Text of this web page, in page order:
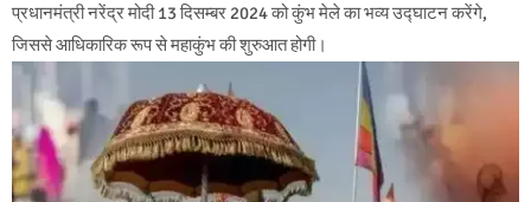
प्रधानमंत्री नरेंद्र मोदी 13 दिसम्बर 2024 को कुंभ मेले का भव्य उद्घाटन करेंगे,
जिससे आधिकारिक रूप से महाकुंभ की शुरुआत होगी।